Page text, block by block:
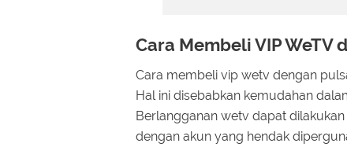
Cara Membeli VIP WeTV
Cara membeli vip wetv dengan
Hal ini disebabkan kemudahan
Berlangganan wetv dapat
dengan akun yang hendak